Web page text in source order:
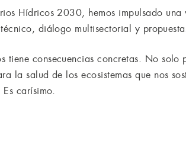
Hídricos 2030, hemos impulsado
diálogo multisectorial y
tiene consecuencias concretas. No
la salud de los ecosistemas que nos
carísimo.